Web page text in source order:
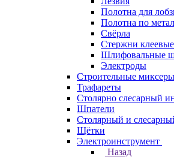
Полотна для
Полотна по
Свёрла
Стержни клеевые
Шлифовальные
Электроды
Строительные миксеры
Трафареты
Столярно слесарный
Шпатели
Столярный и
Щётки
Электроинструмент
Назад